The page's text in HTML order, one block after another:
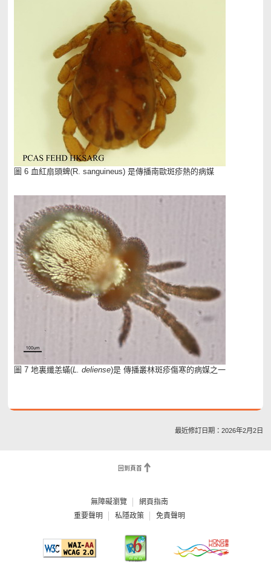
圖 6 血紅扇頭蜱(R. sanguineus) 是傳播南歐斑疹熱的病媒
圖 7 地裏纖恙蟎(L. deliense)是 傳播叢林斑疹傷寒的病媒之一
最近修訂日期：2026年2月2日
回到頁首
無障礙瀏覽
網頁指南
重要聲明
私隱政策 免責聲明